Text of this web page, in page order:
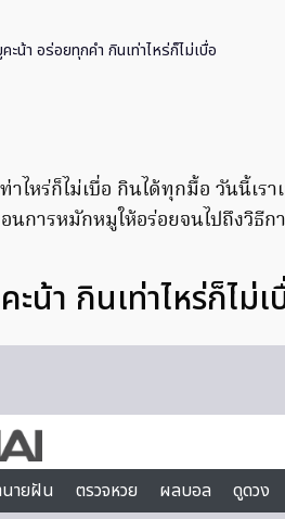
น้า อร่อยทุกคำ กินเท่าไหร่ก็ไม่เบื่อ
าไหร่ก็ไม่เบื่อ กินได้ทุกมื้อ วันนี้เร
การหมักหมูให้อร่อยจนไปถึงวิธีก
น้า กินเท่าไหร่ก็ไม่เ